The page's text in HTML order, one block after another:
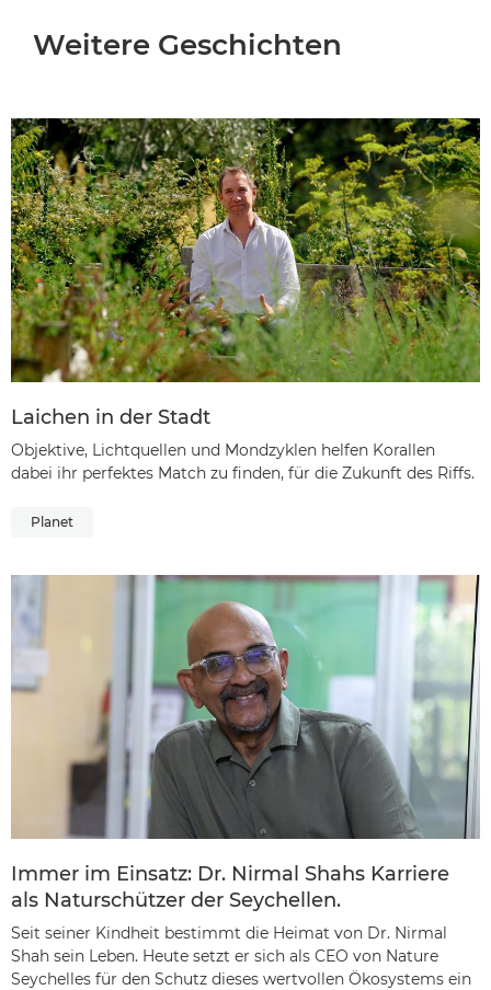
Weitere Geschichten
Laichen in der Stadt
Objektive, Lichtquellen und Mondzyklen helfen Korallen
dabei ihr perfektes Match zu finden, für die Zukunft des Riffs.
Planet
Immer im Einsatz: Dr. Nirmal Shahs Karriere
als Naturschützer der Seychellen.
Seit seiner Kindheit bestimmt die Heimat von Dr. Nirmal
Shah sein Leben. Heute setzt er sich als CEO von Nature
Seychelles für den Schutz dieses wertvollen Ökosystems ein